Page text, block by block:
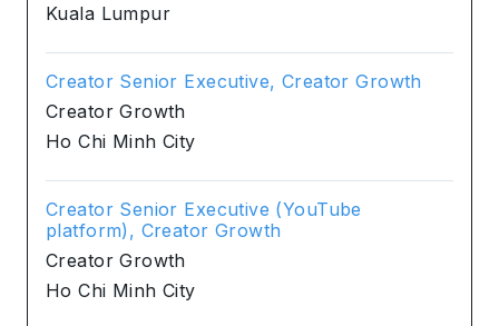
Kuala Lumpur
Creator Senior Executive, Creator Growth
Creator Growth
Ho Chi Minh City
Creator Senior Executive (YouTube
platform), Creator Growth
Creator Growth
Ho Chi Minh City